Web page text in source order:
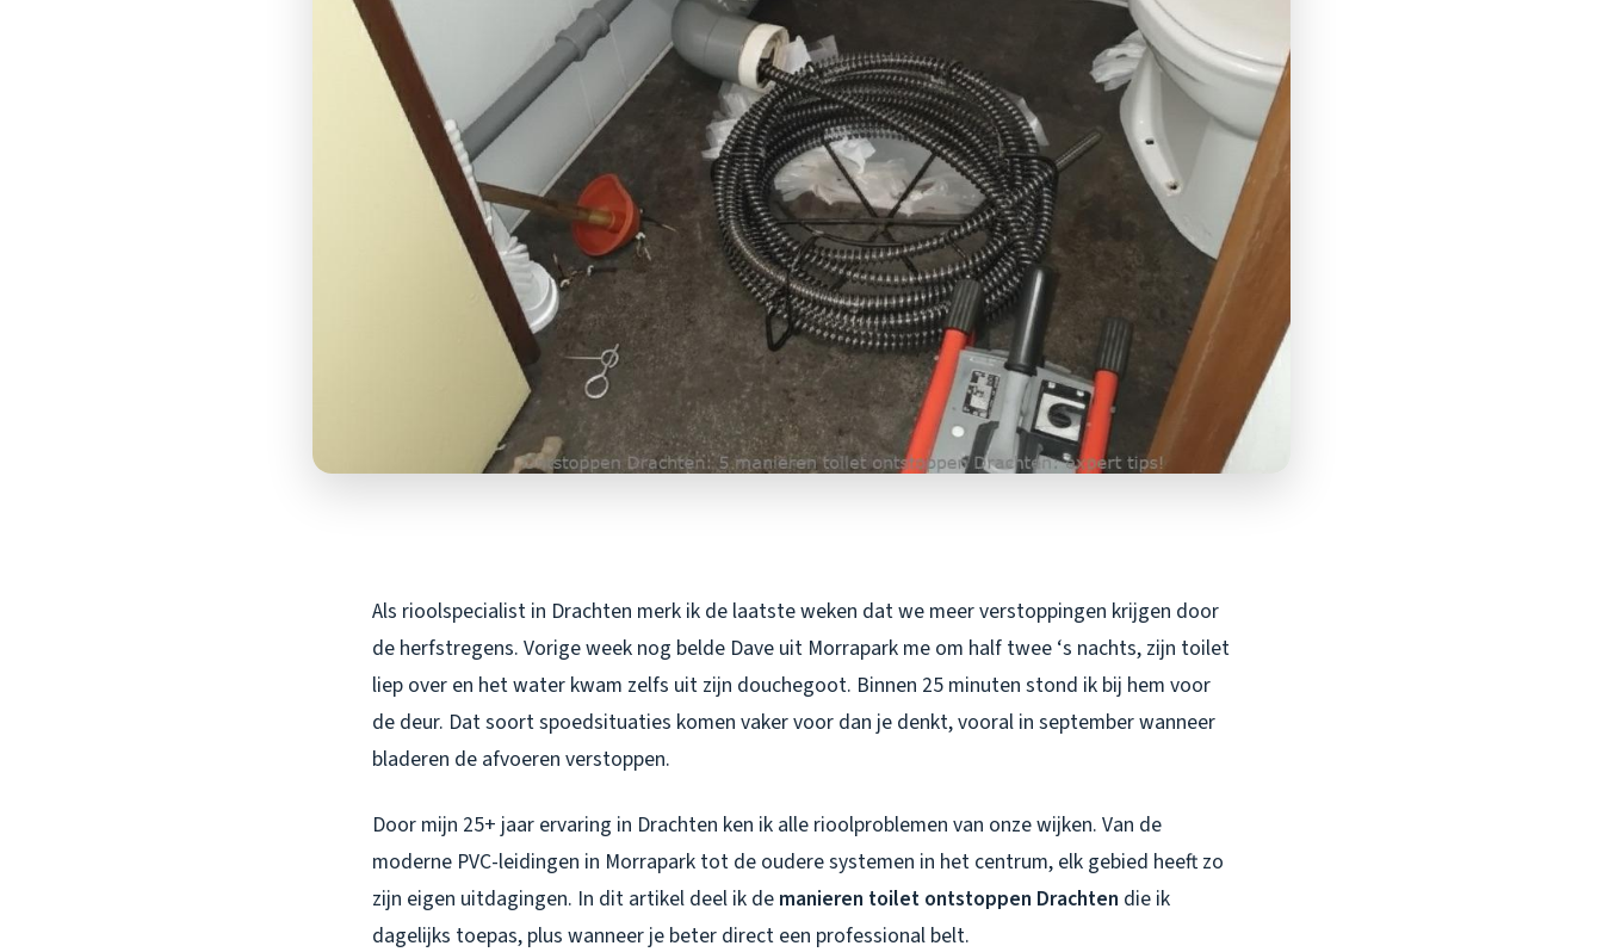
Als rioolspecialist in Drachten merk ik de laatste weken dat we meer verstoppingen krijgen door
de herfstregens. Vorige week nog belde Dave uit Morrapark me om half twee ‘s nachts, zijn toilet
liep over en het water kwam zelfs uit zijn douchegoot. Binnen 25 minuten stond ik bij hem voor
de deur. Dat soort spoedsituaties komen vaker voor dan je denkt, vooral in september wanneer
bladeren de afvoeren verstop­pen.
Door mijn 25+ jaar ervaring in Drachten ken ik alle rioolproblemen van onze wijken. Van de
moderne PVC-leidingen in Morrapark tot de oudere systemen in het centrum, elk gebied heeft zo
zijn eigen uitdagingen. In dit artikel deel ik de manieren toilet ontstoppen Drachten die ik
dagelijks toepas, plus wanneer je beter direct een professional belt.